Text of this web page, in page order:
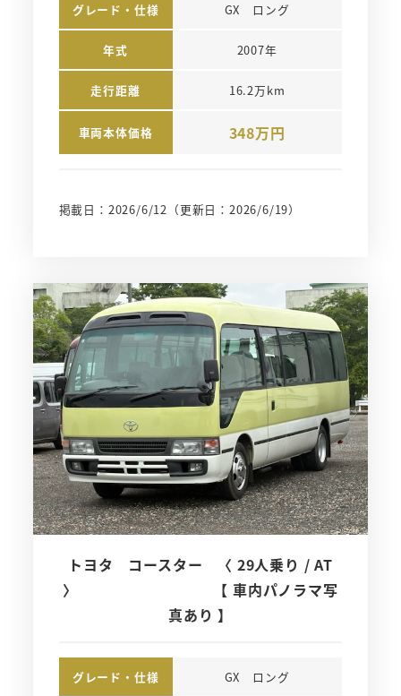
グレード・仕様 GX　ロング
年式 2007年
走行距離 16.2万km
車両本体価格 348万円
掲載日：2026/6/12 （更新日：2026/6/19）
トヨタ コースター 〈 29人乗り / AT
〉 【 車内パノラマ写
真あり 】
グレード・仕様 GX　ロング